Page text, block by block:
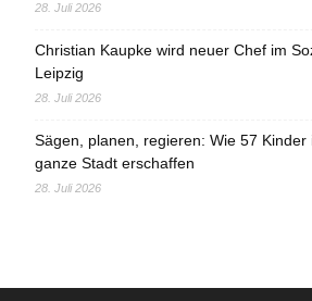
28. Juli 2026
Christian Kaupke wird neuer Chef im
Leipzig
28. Juli 2026
Sägen, planen, regieren: Wie 57 Kinder
ganze Stadt erschaffen
28. Juli 2026